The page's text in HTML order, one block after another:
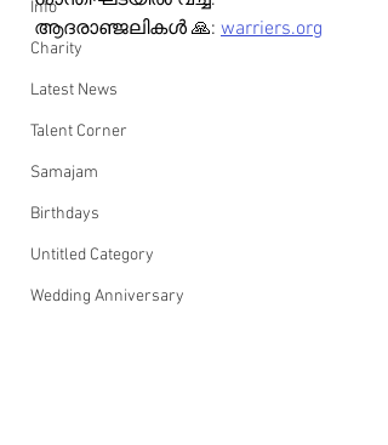
Info
Charity
Latest News
Talent Corner
Samajam
Birthdays
Untitled Category
Wedding Anniversary
ആദരാഞ്ജലികൾ 🙏: warriers.org